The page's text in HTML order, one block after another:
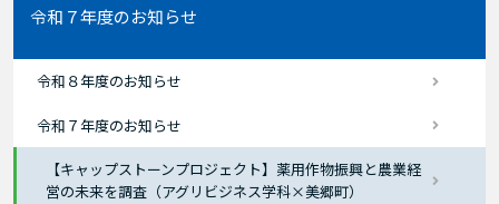
令和７年度のお知らせ
令和８年度のお知らせ
令和７年度のお知らせ
【キャップストーンプロジェクト】薬用作物振興と農業経
営の未来を調査（アグリビジネス学科×美郷町）